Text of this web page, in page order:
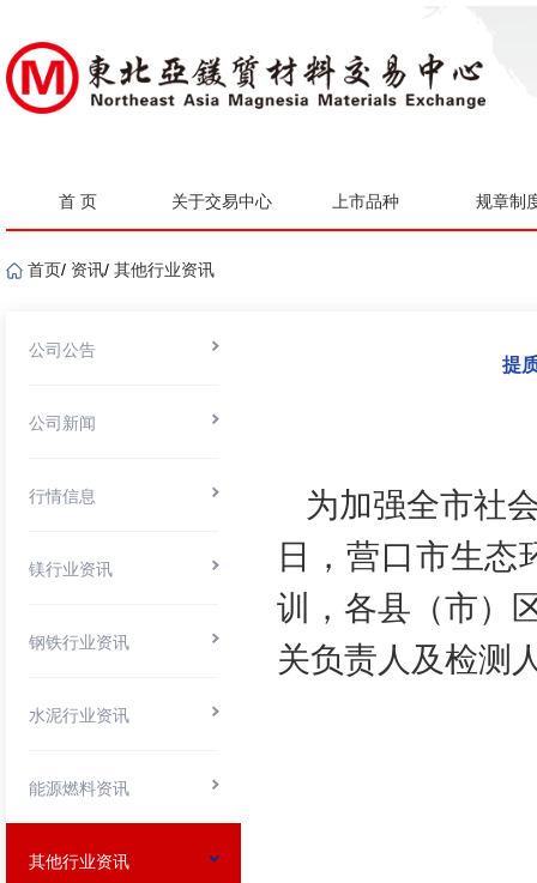
首 页 关于交易中心 上市品种 规章制
首页/ 资讯/ 其他行业资讯
公司公告
公司新闻
行情信息
镁行业资讯
钢铁行业资讯
水泥行业资讯
能源燃料资讯
其他行业资讯
提
为加强全市社
日，营口市生
训，各县（市）
关负责人及检测